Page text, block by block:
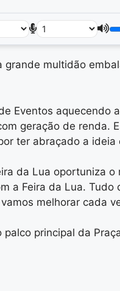
multidão
Eventos
geração de
ter abraçado a
da Lua oportuniza
a Feira da Lua.
melhorar cada
principal da